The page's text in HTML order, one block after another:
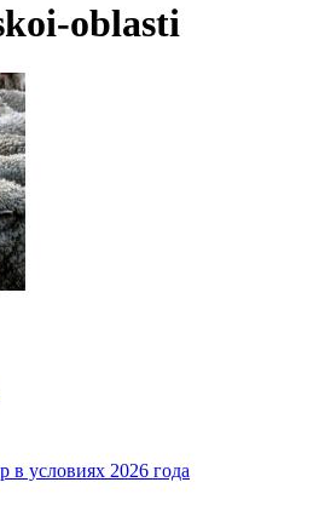
oblasti
в условиях 2026 года